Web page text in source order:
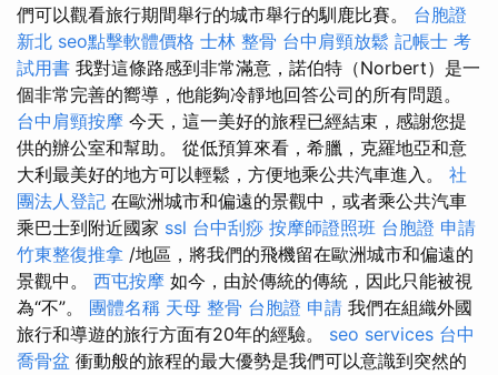
們可以觀看旅行期間舉行的城市舉行的馴鹿比賽。 台胞證
新北 seo點擊軟體價格 士林 整骨 台中肩頸放鬆 記帳士 考
試用書 我對這條路感到非常滿意，諾伯特（Norbert）是一
個非常完善的嚮導，他能夠冷靜地回答公司的所有問題。
台中肩頸按摩 今天，這一美好的旅程已經結束，感謝您提
供的辦公室和幫助。 從低預算來看，希臘，克羅地亞和意
大利最美好的地方可以輕鬆，方便地乘公共汽車進入。 社
團法人登記 在歐洲城市和偏遠的景觀中，或者乘公共汽車
乘巴士到附近國家 ssl 台中刮痧 按摩師證照班 台胞證 申請
竹東整復推拿 /地區，將我們的飛機留在歐洲城市和偏遠的
景觀中。 西屯按摩 如今，由於傳統的傳統，因此只能被視
為“不”。 團體名稱 天母 整骨 台胞證 申請 我們在組織外國
旅行和導遊的旅行方面有20年的經驗。 seo services 台中
喬骨盆 衝動般的旅程的最大優勢是我們可以意識到突然的